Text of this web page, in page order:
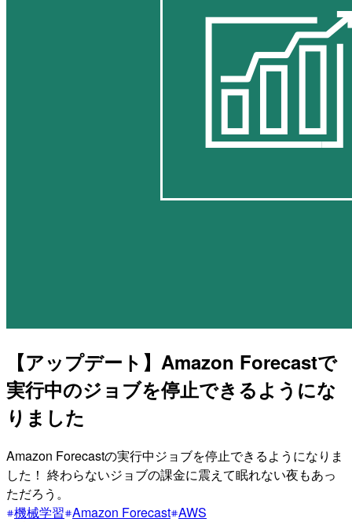
【アップデート】Amazon Forecastで
実行中のジョブを停止できるようにな
りました
Amazon Forecastの実行中ジョブを停止できるようになりま
した！ 終わらないジョブの課金に震えて眠れない夜もあっ
ただろう。
機械学習 Amazon Forecast AWS